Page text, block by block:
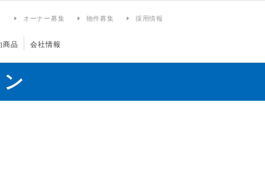
オーナー募集 物件募集 採用情報
商品 会社情報